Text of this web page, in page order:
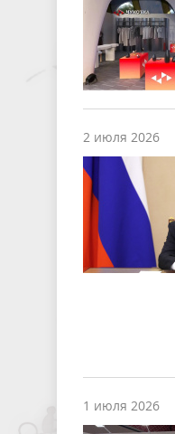
2 июля 2026
1 июля 2026